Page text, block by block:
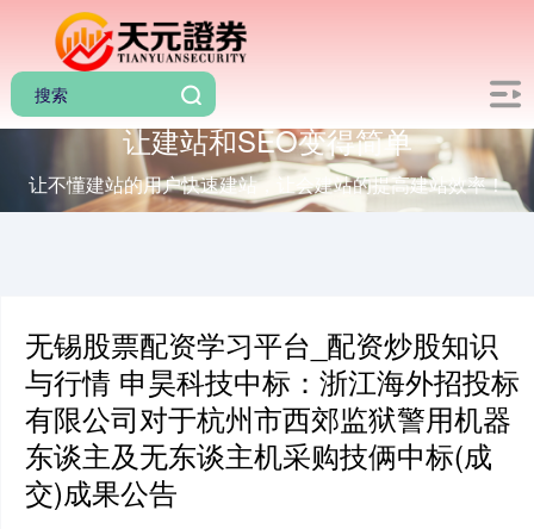
让建站和SEO变得简单
让不懂建站的用户快速建站，让会建站的提高建站效率！
无锡股票配资学习平台_配资炒股知识
与行情 申昊科技中标：浙江海外招投标
有限公司对于杭州市西郊监狱警用机器
东谈主及无东谈主机采购技俩中标(成
交)成果公告